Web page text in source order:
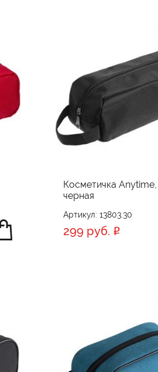
Косметичка Anytime,
черная
Артикул: 13803.30
299 руб.